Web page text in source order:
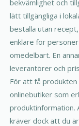
bekvämlighet och
lätt tillgängliga i
beställa utan
enklare för
omedelbart. En
leverantörer och
För att få
onlinebutiker som
produktinformation.
kräver dock att du